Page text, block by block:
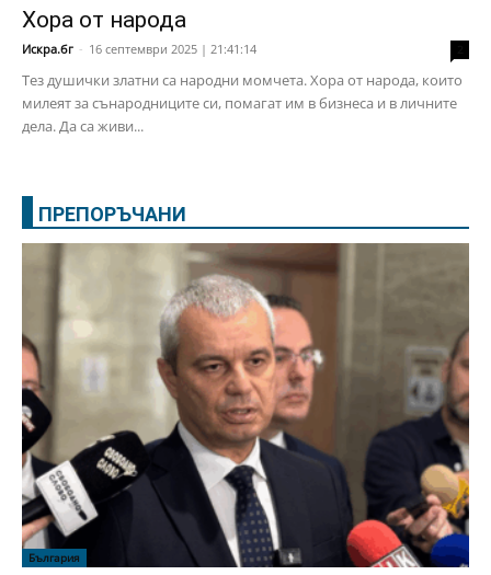
Хора от народа
Искра.бг - 16 септември 2025 | 21:41:14
Тез душички златни са народни момчета. Хора от народа, които
милеят за сънародниците си, помагат им в бизнеса и в личните
дела. Да са живи...
ПРЕПОРЪЧАНИ
България